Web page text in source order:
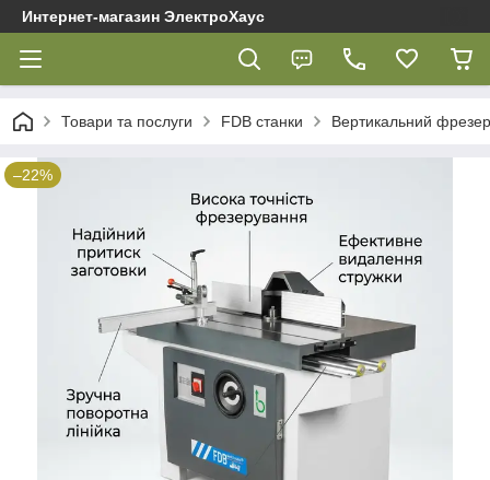
Интернет-магазин ЭлектроХаус
Товари та послуги FDB cтанки Вертикальний
–22%